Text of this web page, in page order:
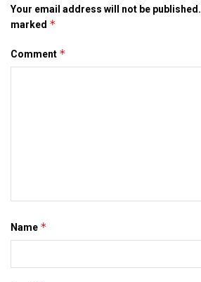
Your email address will not be published.
marked *
Comment *
Name *